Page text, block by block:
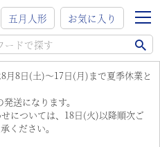
五月人形 お気に入り
8日(土)～17日(月)まで夏季休業と
送になります。
については、18日(火)以降順次ご
ください。